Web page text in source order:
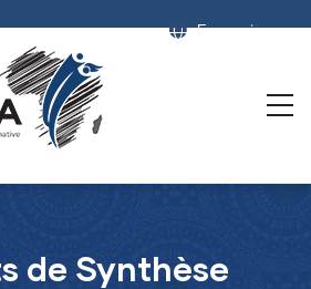
Français
de Synthèse